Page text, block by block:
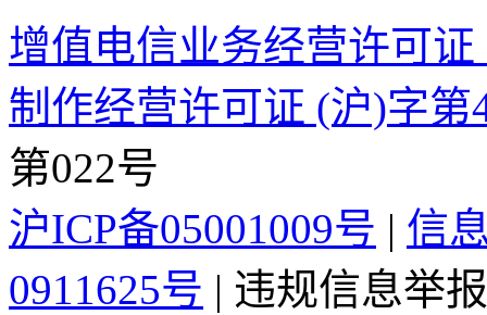
增值电信业务经营许可证
制作经营许可证 (沪)字第
第022号
沪ICP备05001009号 | 信
0911625号 | 违规信息举